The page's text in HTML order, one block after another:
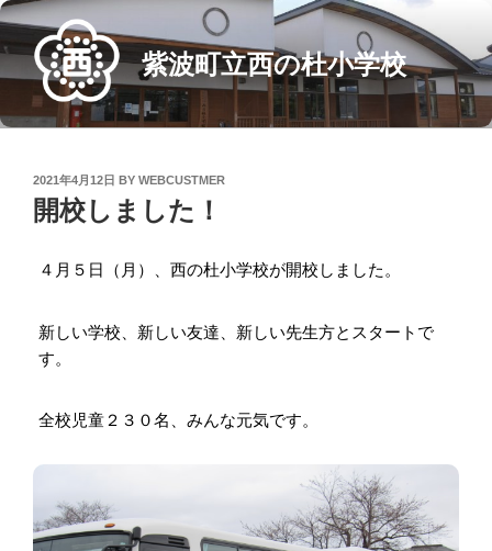
Skip
content
紫波町立西の杜小学校
POSTED
ON
2021年4月12日 BY WEBCUSTMER
開校しました！
４月５日（月）、西の杜小学校が開校しました。
新しい学校、新しい友達、新しい先生方とスタートで
す。
全校児童２３０名、みんな元気です。